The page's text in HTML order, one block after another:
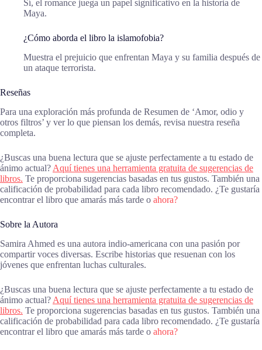
Sí, el romance juega un papel significativo en la historia de
Maya.
¿Cómo aborda el libro la islamofobia?
Muestra el prejuicio que enfrentan Maya y su familia después de
un ataque terrorista.
Reseñas
Para una exploración más profunda de Resumen de ‘Amor, odio y
otros filtros’ y ver lo que piensan los demás, revisa nuestra reseña
completa.
¿Buscas una buena lectura que se ajuste perfectamente a tu estado de
ánimo actual? Aquí tienes una herramienta gratuita de sugerencias de
libros. Te proporciona sugerencias basadas en tus gustos. También una
calificación de probabilidad para cada libro recomendado. ¿Te gustaría
encontrar el libro que amarás más tarde o ahora?
Sobre la Autora
Samira Ahmed es una autora indio-americana con una pasión por
compartir voces diversas. Escribe historias que resuenan con los
jóvenes que enfrentan luchas culturales.
¿Buscas una buena lectura que se ajuste perfectamente a tu estado de
ánimo actual? Aquí tienes una herramienta gratuita de sugerencias de
libros. Te proporciona sugerencias basadas en tus gustos. También una
calificación de probabilidad para cada libro recomendado. ¿Te gustaría
encontrar el libro que amarás más tarde o ahora?